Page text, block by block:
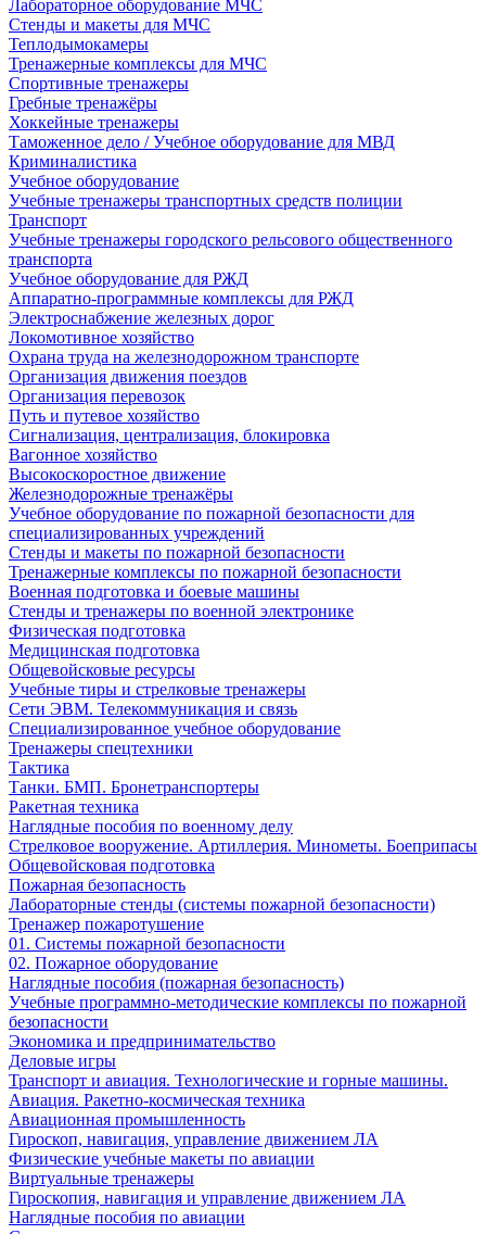
Лабораторное оборудование МЧС
Стенды и макеты для МЧС
Теплодымокамеры
Тренажерные комплексы для МЧС
Спортивные тренажеры
Гребные тренажёры
Хоккейные тренажеры
Таможенное дело / Учебное оборудование для МВД
Криминалистика
Учебное оборудование
Учебные тренажеры транспортных средств полиции
Транспорт
Учебные тренажеры городского рельсового общественного
транспорта
Учебное оборудование для РЖД
Аппаратно-программные комплексы для РЖД
Электроснабжение железных дорог
Локомотивное хозяйство
Охрана труда на железнодорожном транспорте
Организация движения поездов
Организация перевозок
Путь и путевое хозяйство
Сигнализация, централизация, блокировка
Вагонное хозяйство
Высокоскоростное движение
Железнодорожные тренажёры
Учебное оборудование по пожарной безопасности для
специализированных учреждений
Стенды и макеты по пожарной безопасности
Тренажерные комплексы по пожарной безопасности
Военная подготовка и боевые машины
Стенды и тренажеры по военной электронике
Физическая подготовка
Медицинская подготовка
Общевойсковые ресурсы
Учебные тиры и стрелковые тренажеры
Сети ЭВМ. Телекоммуникация и связь
Специализированное учебное оборудование
Тренажеры спецтехники
Тактика
Танки. БМП. Бронетранспортеры
Ракетная техника
Наглядные пособия по военному делу
Стрелковое вооружение. Артиллерия. Минометы. Боеприпасы
Общевойсковая подготовка
Пожарная безопасность
Лабораторные стенды (системы пожарной безопасности)
Тренажер пожаротушение
01. Системы пожарной безопасности
02. Пожарное оборудование
Наглядные пособия (пожарная безопасность)
Учебные программно-методические комплексы по пожарной
безопасности
Экономика и предпринимательство
Деловые игры
Транспорт и авиация. Технологические и горные машины.
Авиация. Ракетно-космическая техника
Авиационная промышленность
Гироскоп, навигация, управление движением ЛА
Физические учебные макеты по авиации
Виртуальные тренажеры
Гироскопия, навигация и управление движением ЛА
Наглядные пособия по авиации